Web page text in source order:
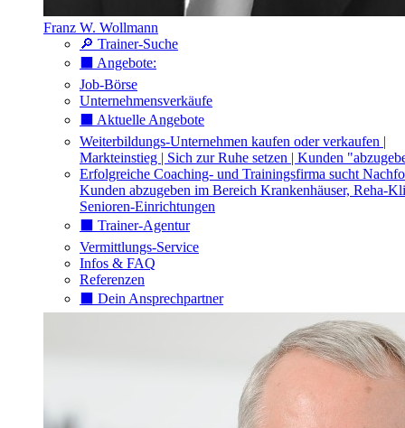
Franz W. Wollmann
🔎 Trainer-Suche
⬛️ Angebote:
Job-Börse
Unternehmensverkäufe
⬛️ Aktuelle Angebote
Weiterbildungs-Unternehmen kaufen oder verkaufen |
Markteinstieg | Sich zur Ruhe setzen | Kunden
Erfolgreiche Coaching- und Trainingsfirma sucht
Kunden abzugeben im Bereich Krankenhäuser, Reha-
Senioren-Einrichtungen
⬛️ Trainer-Agentur
Vermittlungs-Service
Infos & FAQ
Referenzen
⬛️ Dein Ansprechpartner